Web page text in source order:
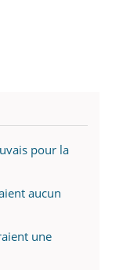
pour la
aucun
une